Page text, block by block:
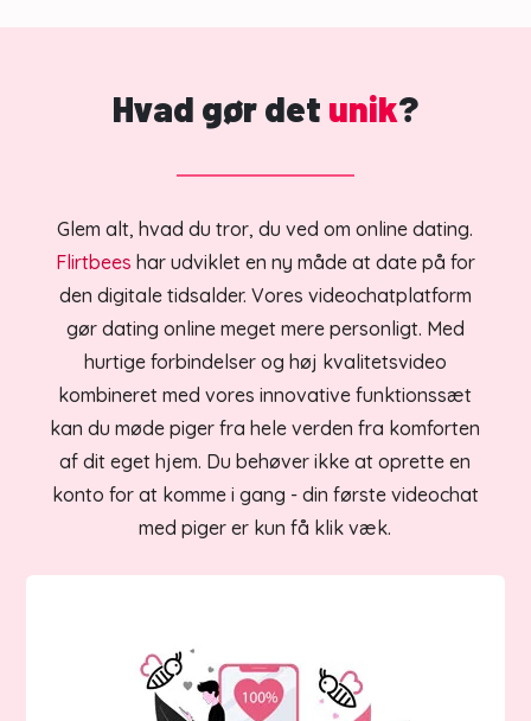
Hvad gør det unik?
Glem alt, hvad du tror, du ved om online dating.
Flirtbees har udviklet en ny måde at date på for
den digitale tidsalder. Vores videochatplatform
gør dating online meget mere personligt. Med
hurtige forbindelser og høj kvalitetsvideo
kombineret med vores innovative funktionssæt
kan du møde piger fra hele verden fra komforten
af dit eget hjem. Du behøver ikke at oprette en
konto for at komme i gang - din første videochat
med piger er kun få klik væk.